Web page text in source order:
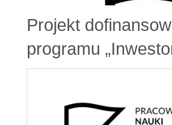
Projekt
programu